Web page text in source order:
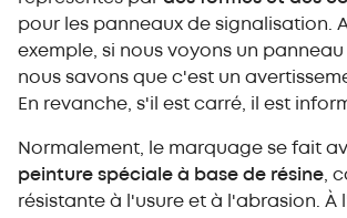
pour les panneaux de signalisation.
exemple, si nous voyons un
nous savons que c'est un
En revanche, s'il est carré, il est
Normalement, le marquage se fait
peinture spéciale à base de résine ,
résistante à l'usure et à l'abrasion. À